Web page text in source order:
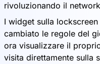
rivoluzionando il
I widget sulla
cambiato le regole del
ora visualizzare il
visita direttamente sulla